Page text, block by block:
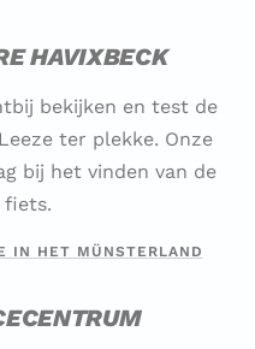
HAVIXBECK
bekijken en test de
ter plekke. Onze
bij het vinden van de
fiets.
IN HET MÜNSTERLAND